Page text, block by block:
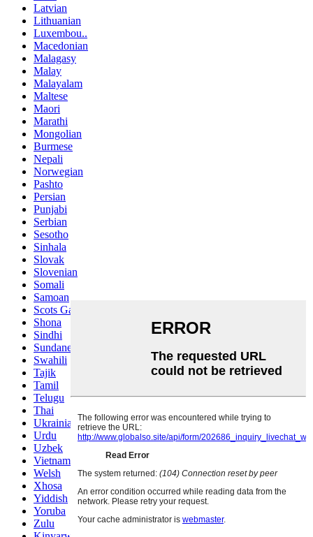
Latvian
Lithuanian
Luxembou..
Macedonian
Malagasy
Malay
Malayalam
Maltese
Maori
Marathi
Mongolian
Burmese
Nepali
Norwegian
Pashto
Persian
Punjabi
Serbian
Sesotho
Sinhala
Slovak
Slovenian
Somali
Samoan
Scots Gaelic
Shona
Sindhi
Sundanese
Swahili
Tajik
Tamil
Telugu
Thai
Ukrainian
Urdu
Uzbek
Vietnamese
Welsh
Xhosa
Yiddish
Yoruba
Zulu